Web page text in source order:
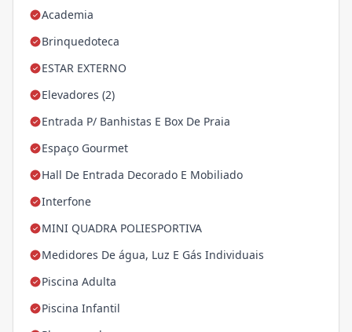
Academia
Brinquedoteca
ESTAR EXTERNO
Elevadores (2)
Entrada P/ Banhistas E Box De Praia
Espaço Gourmet
Hall De Entrada Decorado E Mobiliado
Interfone
MINI QUADRA POLIESPORTIVA
Medidores De água, Luz E Gás Individuais
Piscina Adulta
Piscina Infantil